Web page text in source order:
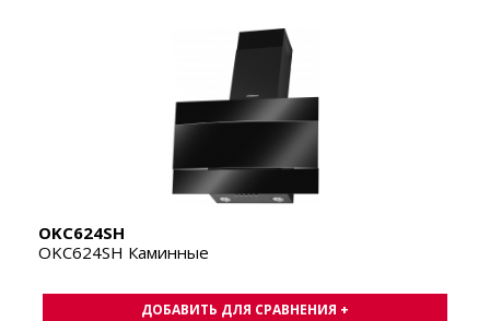
OKC624SH
OKC624SH Каминные
ДОБАВИТЬ ДЛЯ СРАВНЕНИЯ +